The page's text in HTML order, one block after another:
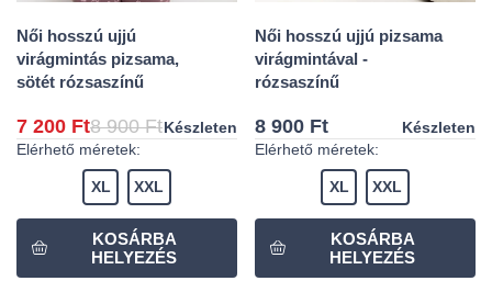
Női hosszú ujjú
virágmintás pizsama,
sötét rózsaszínű
7 200 Ft8 900 FtKészleten
Elérhető méretek:
XL XXL
Női hosszú ujjú pizsama
virágmintával -
rózsaszínű
8 900 Ft
Készleten
Elérhető méretek:
XL XXL